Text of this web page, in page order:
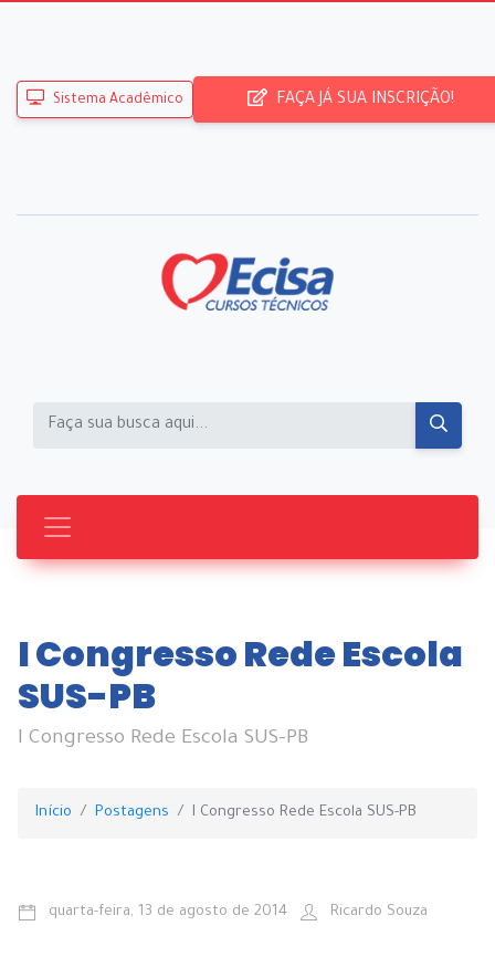
Sistema Acadêmico FAÇA JÁ SUA INSCRIÇÃO!
I Congresso Rede Escola
SUS-PB
I Congresso Rede Escola SUS-PB
Início Postagens I Congresso Rede Escola SUS-PB
quarta-feira, 13 de agosto de 2014 Ricardo Souza